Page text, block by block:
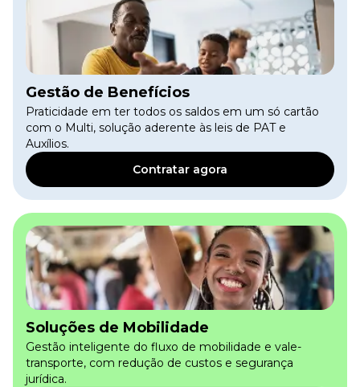
Gestão de Benefícios
Praticidade em ter todos os saldos em um só cartão
com o Multi, solução aderente às leis de PAT e
Auxílios.
Contratar agora
Soluções de Mobilidade
Gestão inteligente do fluxo de mobilidade e vale-
transporte, com redução de custos e segurança
jurídica.